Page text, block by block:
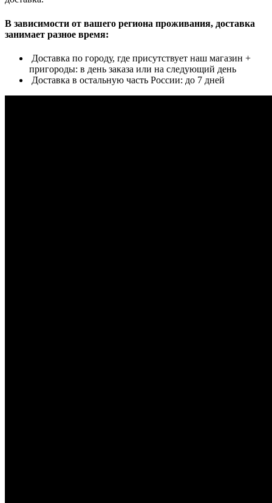
В зависимости от вашего региона проживания, доставка
занимает разное время:
Доставка по городу, где присутствует наш магазин +
пригороды: в день заказа или на следующий день
Доставка в остальную часть России: до 7 дней